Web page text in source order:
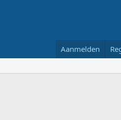
Aanmelden